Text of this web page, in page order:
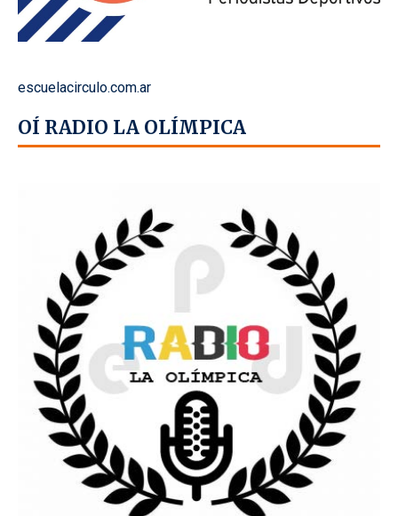
escuelacirculo.com.ar
OÍ RADIO LA OLÍMPICA